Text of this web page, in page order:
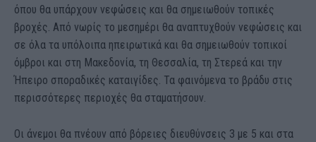
όπου θα υπάρχουν νεφώσεις και θα σημειωθούν τοπικές
βροχές. Από νωρίς το μεσημέρι θα αναπτυχθούν νεφώσεις και
σε όλα τα υπόλοιπα ηπειρωτικά και θα σημειωθούν τοπικοί
όμβροι και στη Μακεδονία, τη Θεσσαλία, τη Στερεά και την
Ήπειρο σποραδικές καταιγίδες. Τα φαινόμενα το βράδυ στις
περισσότερες περιοχές θα σταματήσουν.
Οι άνεμοι θα πνέουν από βόρειες διευθύνσεις 3 με 5 και στα